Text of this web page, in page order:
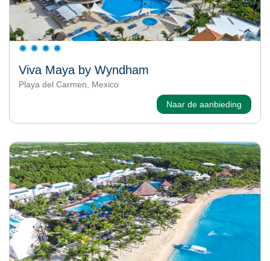
Viva Maya by Wyndham
Playa del Carmen, Mexico
Naar de aanbieding